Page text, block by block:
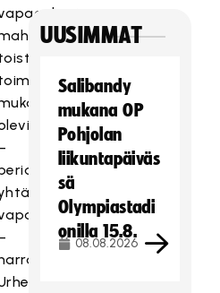
UUSIMMAT
Salibandy
mukana OP
Pohjolan
liikuntapäiväs
sä
Olympiastadi
onilla 15.8.
08.08.2026